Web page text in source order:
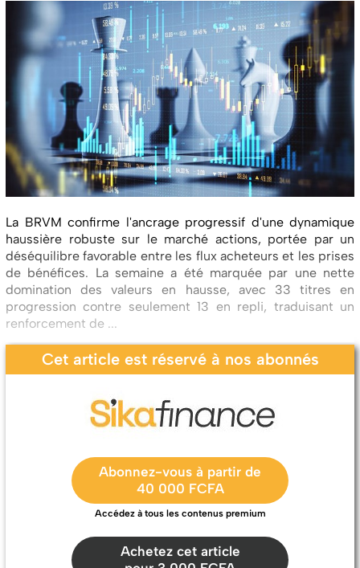
La BRVM confirme l'ancrage progressif d'une dynamique
haussière robuste sur le marché actions, portée par un
déséquilibre favorable entre les flux acheteurs et les prises
de bénéfices. La semaine a été marquée par une nette
domination des valeurs en hausse, avec 33 titres en
progression contre seulement 13 en repli, traduisant un
renforcement de ...
Cet article est réservé à nos abonnés
Abonnez-vous à partir de
40 000 FCFA
Accédez à tous les contenus premium
Achetez cet article